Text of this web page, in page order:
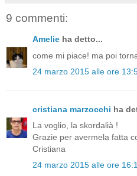
9 commenti:
Amelie ha detto...
come mi piace! ma poi
24 marzo 2015 alle ore
cristiana marzocchi ha
La voglio, la skordalià !
Grazie per avermela fatta
Cristiana
24 marzo 2015 alle ore